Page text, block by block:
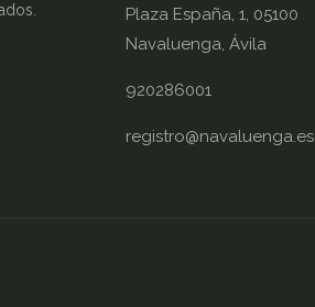
Plaza España, 1, 05100
Navaluenga, Ávila
920286001
registro@navaluenga.es